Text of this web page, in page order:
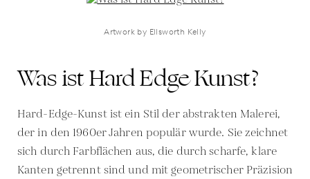
Artwork by Ellsworth Kelly
Was ist Hard Edge Kunst?
Hard-Edge-Kunst ist ein Stil der abstrakten Malerei,
der in den 1960er Jahren populär wurde. Sie zeichnet
sich durch Farbflächen aus, die durch scharfe, klare
Kanten getrennt sind und mit geometrischer Präzision